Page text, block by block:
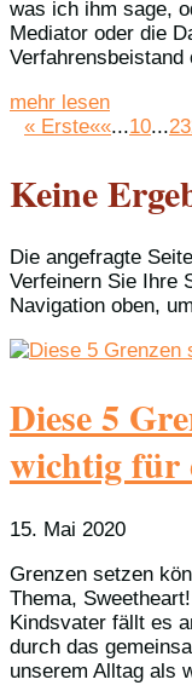
was ich ihm sage,
Mediator oder die
mehr lesen
« Erste««...10...23
Keine
Die angefragte
Verfeinern Sie Ihre
Navigation oben,
Diese 5
wichtig für
15. Mai 2020
Grenzen setzen
Thema,
Kindsvater fällt es
durch das
unserem Alltag als